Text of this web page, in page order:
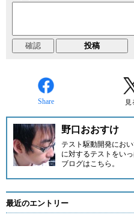
Share 見
野口おおすけ
テスト駆動開発にお
に対するテストをい
ブログはこちら 。
最近のエントリー